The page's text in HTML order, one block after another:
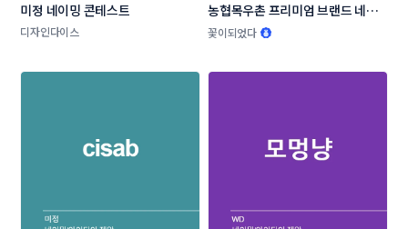
미정 네이밍 콘테스트
디자인다이스
농협목우촌 프리미엄 브랜드 네이
밍 공모
꽃이되었다